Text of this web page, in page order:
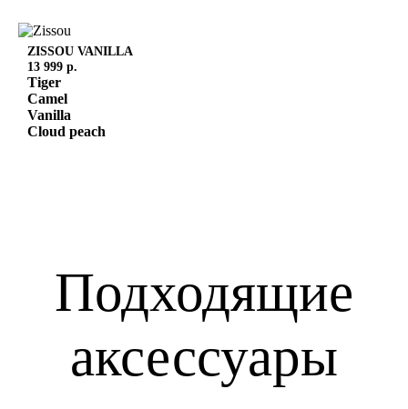
ZISSOU VANILLA
13 999 р.
Tiger
Camel
Vanilla
Cloud peach
Подходящие
аксессуары